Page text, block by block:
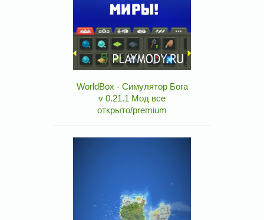
WorldBox - Симулятор Бога
v 0.21.1 Мод все
открыто/premium